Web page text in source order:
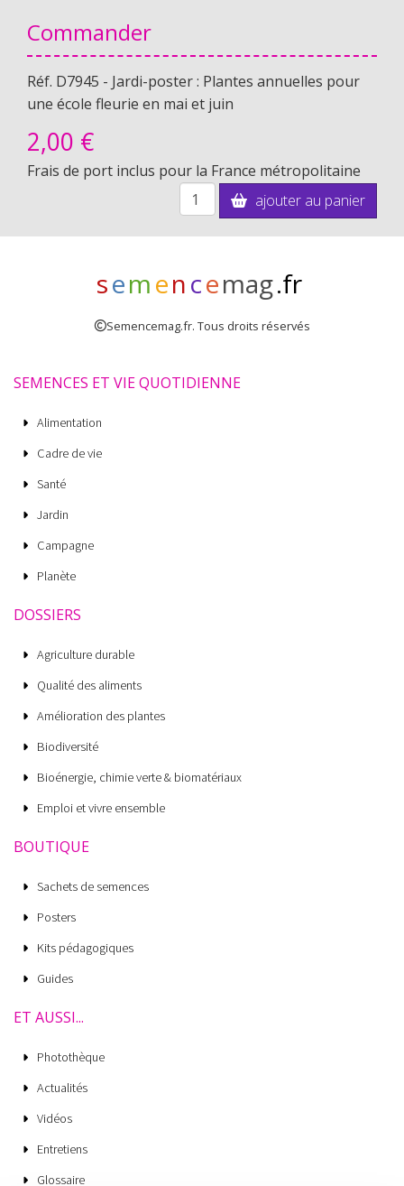
Commander
Réf. D7945 - Jardi-poster : Plantes annuelles pour
une école fleurie en mai et juin
2,00 €
Frais de port inclus pour la France métropolitaine
ajouter au panier
semencemag.fr
Semencemag.fr. Tous droits réservés
SEMENCES ET VIE QUOTIDIENNE
Alimentation
Cadre de vie
Santé
Jardin
Campagne
Planète
DOSSIERS
Agriculture durable
Qualité des aliments
Amélioration des plantes
Biodiversité
Bioénergie, chimie verte & biomatériaux
Emploi et vivre ensemble
BOUTIQUE
Sachets de semences
Posters
Kits pédagogiques
Guides
ET AUSSI...
Photothèque
Actualités
Vidéos
Entretiens
Glossaire